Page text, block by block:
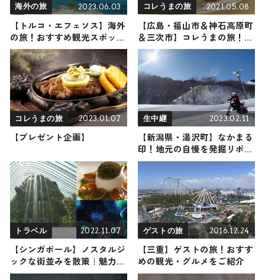
海外の旅 2023.06.03
【トルコ・エフェソス】海外
の旅！おすすめ観光スポット
やグルメをリポート
コレうまの旅 2021.05.08
【広島・福山市＆神石高原町
＆三次市】コレうまの旅！ご
当地名物グルメをお届け
コレうまの旅 2023.01.07
【プレゼント企画】
生中継 2023.02.11
【新潟県・湯沢町】なかまる
印！地元の自慢を発掘リポー
ト
トラベル 2022.11.07
【シンガポール】ノスタルジ
ックな街並みを散策｜魅力満
載のシンガポールの穴場6選
ゲストの旅 2016.12.24
【三重】ゲストの旅！おすす
めの観光・グルメをご紹介